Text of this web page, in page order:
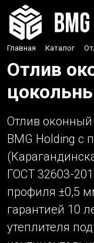
Главная › Каталог ›
Отлив
Отлив
BMG Holding с
ГОСТ 32603-
профиля ±0,5
гарантией 10
утеплителя